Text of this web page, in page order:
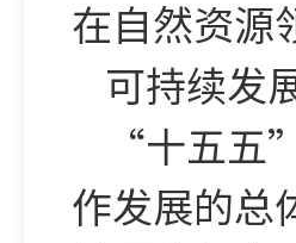
在自然资源
可持续发
“十五五
作发展的总